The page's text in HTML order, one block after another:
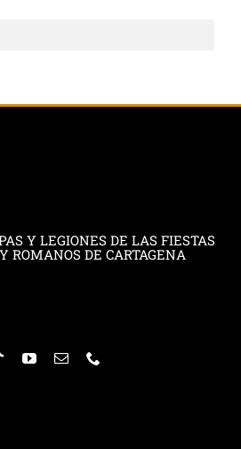
Y LEGIONES DE LAS FIESTAS
ROMANOS DE CARTAGENA